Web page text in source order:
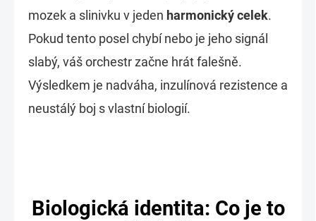
mozek a slinivku v jeden harmonický celek.
Pokud tento posel chybí nebo je jeho signál
slabý, váš orchestr začne hrát falešně.
Výsledkem je nadváha, inzulínová rezistence a
neustálý boj s vlastní biologií.
Biologická identita: Co je to